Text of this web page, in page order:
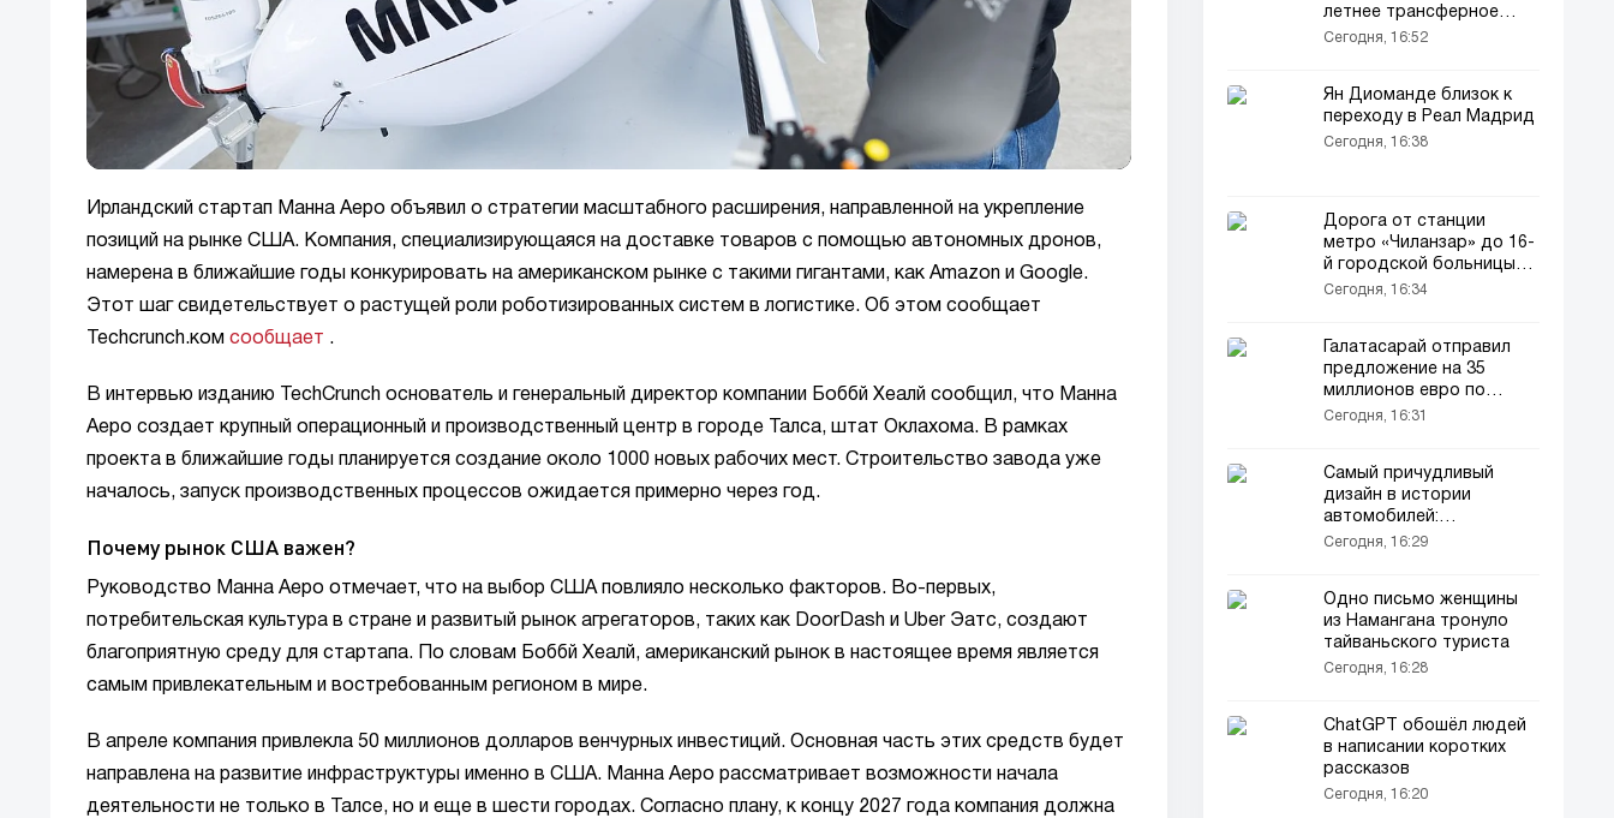
Ирландский стартап Манна Аеро объявил о стратегии масштабного расширения, направленной на укрепление
позиций на рынке США. Компания, специализирующаяся на доставке товаров с помощью автономных дронов,
намерена в ближайшие годы конкурировать на американском рынке с такими гигантами, как Amazon и Google.
Этот шаг свидетельствует о растущей роли роботизированных систем в логистике. Об этом сообщает
Techcrunch.ком сообщает .
В интервью изданию TechCrunch основатель и генеральный директор компании Боббй Хеалй сообщил, что Манна
Аеро создает крупный операционный и производственный центр в городе Талса, штат Оклахома. В рамках
проекта в ближайшие годы планируется создание около 1000 новых рабочих мест. Строительство завода уже
началось, запуск производственных процессов ожидается примерно через год.
Почему рынок США важен?
Руководство Манна Аеро отмечает, что на выбор США повлияло несколько факторов. Во-первых,
потребительская культура в стране и развитый рынок агрегаторов, таких как DoorDash и Uber Эатс, создают
благоприятную среду для стартапа. По словам Боббй Хеалй, американский рынок в настоящее время является
самым привлекательным и востребованным регионом в мире.
В апреле компания привлекла 50 миллионов долларов венчурных инвестиций. Основная часть этих средств будет
направлена на развитие инфраструктуры именно в США. Манна Аеро рассматривает возможности начала
деятельности не только в Талсе, но и еще в шести городах. Согласно плану, к концу 2027 года компания должна
летнее трансферное
окно
Сегодня, 16:52
Ян Диоманде близок к
переходу в Реал Мадрид
Сегодня, 16:38
Дорога от станции
метро «Чиланзар» до 16-
й городской больницы
будет временно закрыта
Сегодня, 16:34
Галатасарай отправил
предложение на 35
миллионов евро по
Рафаэлу Леау
Сегодня, 16:31
Самый причудливый
дизайн в истории
автомобилей:
легендарный Fiat
Сегодня, 16:29
Одно письмо женщины
из Намангана тронуло
тайваньского туриста
Сегодня, 16:28
ChatGPT обошёл людей
в написании коротких
рассказов
Сегодня, 16:20